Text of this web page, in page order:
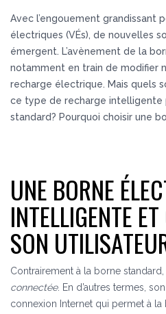
Avec l’engouement grandissant
électriques (VÉs), de nouvelles
émergent. L’avènement de la
notamment en train de modifier
recharge électrique. Mais quels
ce type de recharge intelligente
standard? Pourquoi choisir une
UNE BORNE
INTELLIGENTE
SON
Contrairement à la borne
connectée. En d’autres termes,
connexion Internet qui permet à la